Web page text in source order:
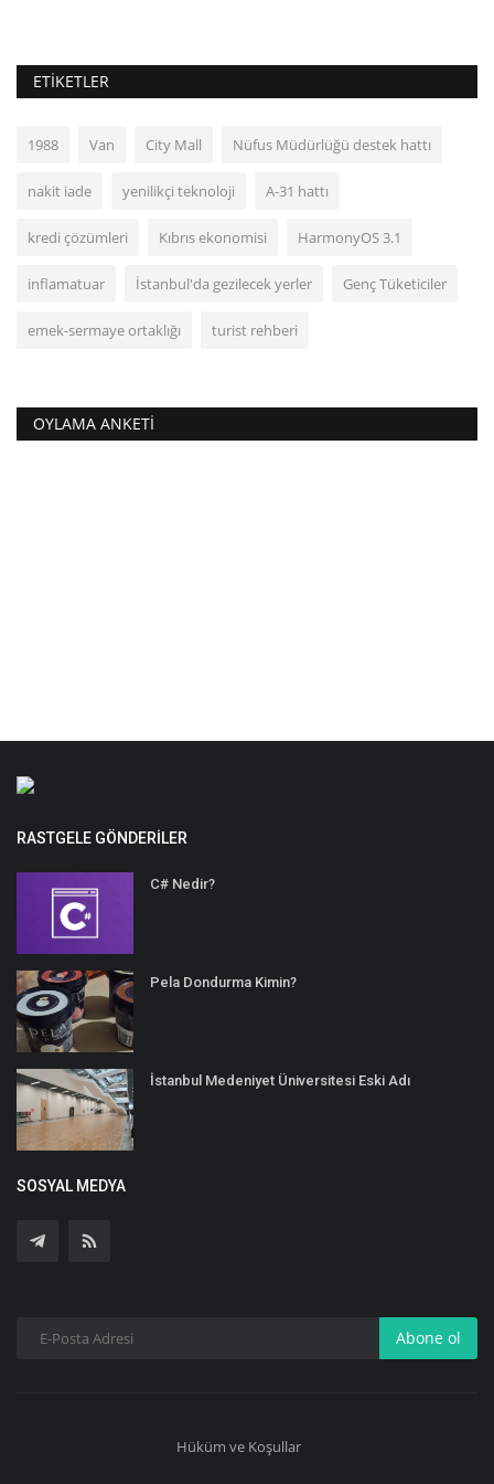
ETIKETLER
1988 Van City Mall Nüfus Müdürlüğü destek hattı
nakit iade yenilikçi teknoloji A-31 hattı
kredi çözümleri Kıbrıs ekonomisi HarmonyOS 3.1
inflamatuar İstanbul'da gezilecek yerler Genç Tüketiciler
emek-sermaye ortaklığı turist rehberi
OYLAMA ANKETI
RASTGELE GÖNDERILER
C# Nedir?
Pela Dondurma Kimin?
İstanbul Medeniyet Üniversitesi Eski Adı
SOSYAL MEDYA
Abone ol
Hüküm ve Koşullar